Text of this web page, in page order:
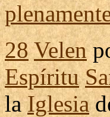
28 Velen
Espíritu
laIglesia